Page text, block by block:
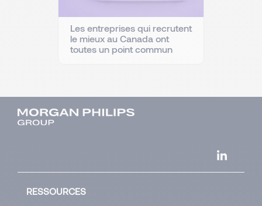
Les entreprises qui recrutent
le mieux au Canada ont
toutes un point commun
RESSOURCES